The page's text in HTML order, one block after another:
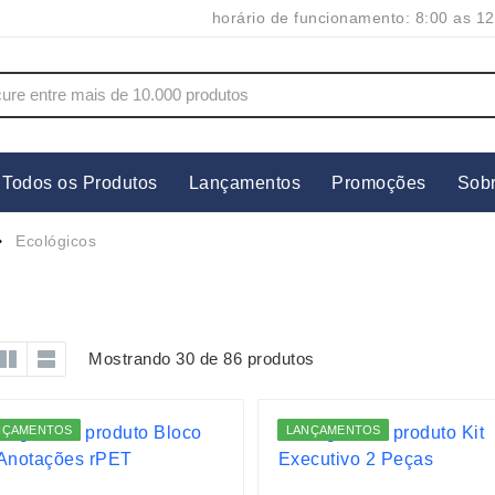
horário de funcionamento: 8:00 as
Executivos
Espelhos
Esporte e Jogos
Kit Queijo
Todos os Produtos Lançamentos Promoções
Ecológicos
Mostrando 30 de 86 produtos
LANÇAMENTOS